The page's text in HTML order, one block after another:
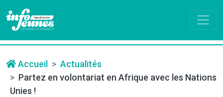
Accueil
Actualités
Partez en volontariat en Afrique avec les Nations
Unies !